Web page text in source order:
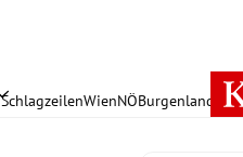
SchlagzeilenWienNÖBurgenland